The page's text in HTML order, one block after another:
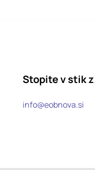
Stopite v stik
info@eobnova.si